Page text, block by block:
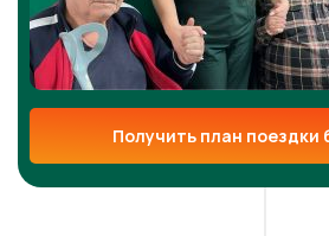
Получить план поездки